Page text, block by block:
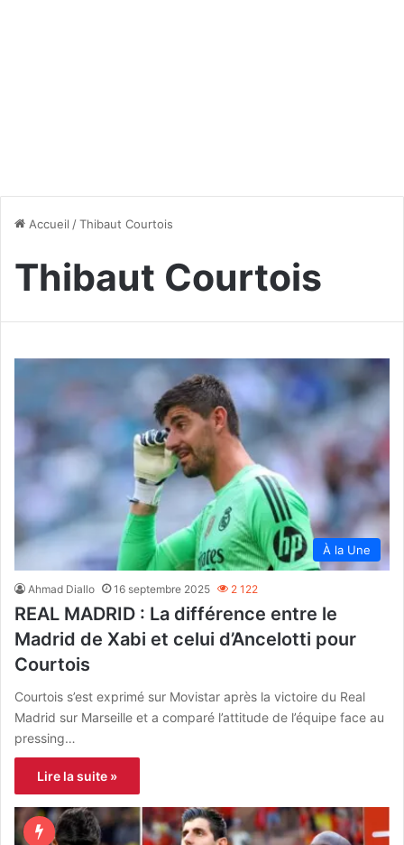
Accueil /Thibaut Courtois
Thibaut Courtois
À la Une
Ahmad Diallo 16 septembre 2025 2 122
REAL MADRID : La différence entre le
Madrid de Xabi et celui d’Ancelotti pour
Courtois
Courtois s’est exprimé sur Movistar après la victoire du Real
Madrid sur Marseille et a comparé l’attitude de l’équipe face au
pressing…
Lire la suite »